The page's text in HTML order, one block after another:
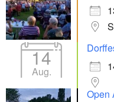
14
Aug.
Open